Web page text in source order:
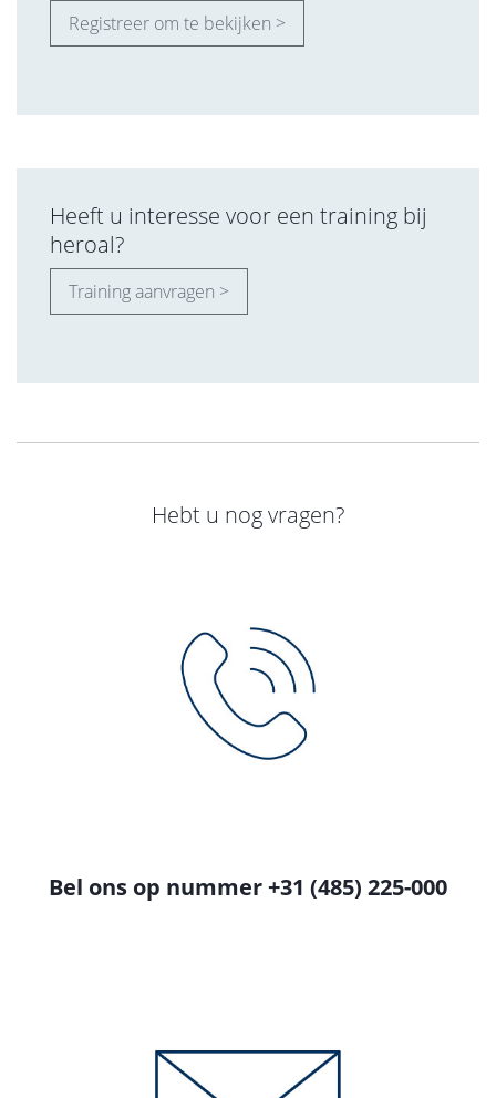
Registreer om te bekijken >
Heeft u interesse voor een training bij
heroal?
Training aanvragen >
Hebt u nog vragen?
Bel ons op nummer +31 (485) 225-000